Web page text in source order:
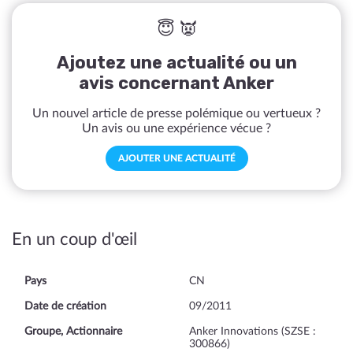
😇 👿
Ajoutez une actualité ou un
avis concernant Anker
Un nouvel article de presse polémique ou vertueux ?
Un avis ou une expérience vécue ?
AJOUTER UNE ACTUALITÉ
En un coup d'œil
Pays CN
Date de création 09/2011
Groupe, Actionnaire
Anker Innovations (SZSE :
300866)